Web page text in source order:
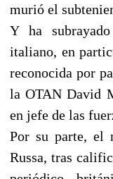
murió el
Y ha
italiano, en
reconocida por
la OTAN David
en jefe de las
Por su parte, el
Russa, tras